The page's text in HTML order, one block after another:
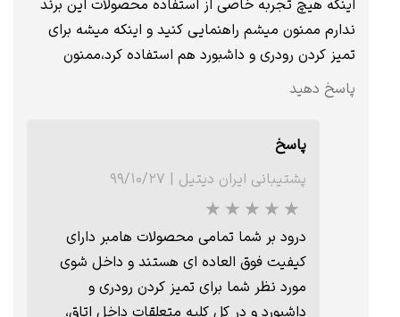
اینکه هیچ تجربه خاصی از استفاده محصولات این برند
ندارم ممنون میشم راهنمایی کنید و اینکه میشه برای
تمیز کردن رودری و داشبورد هم استفاده کرد،ممنون
پاسخ دهید
پاسخ
پشتیبانی ایران دیتیل | ۹۹/۱۰/۲۷
درود بر شما تمامی محصولات هامبر دارای
کیفیت فوق العاده ای هستند و داخل شوی
مورد نظر شما برای تمیز کردن رودری و
داشبورد و در کل کلیه متعلقات داخل اتاق،